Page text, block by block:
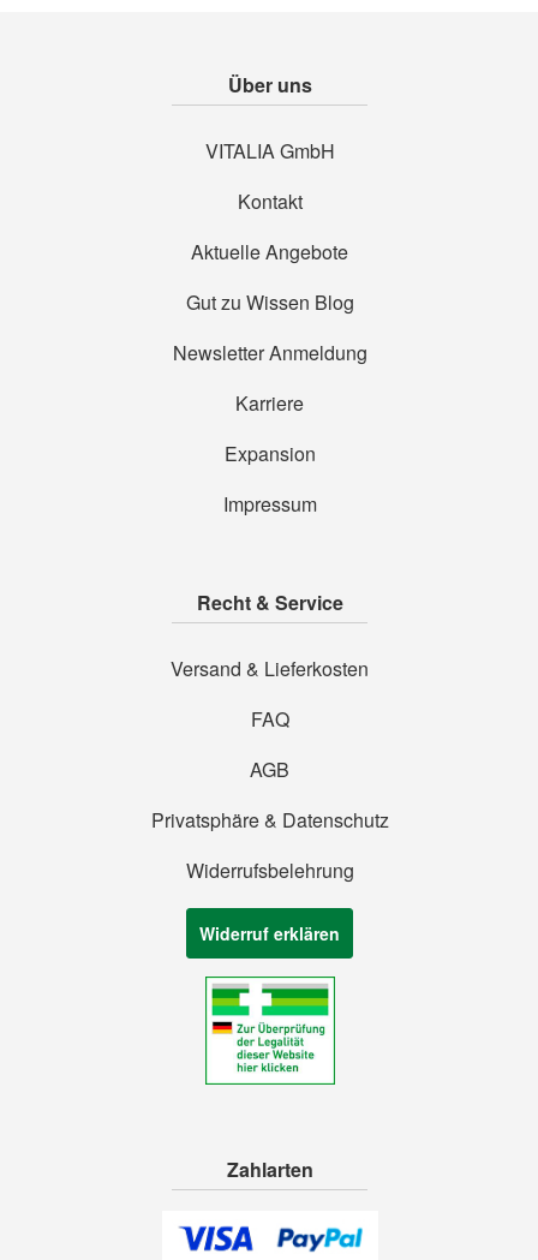
Über uns
VITALIA GmbH
Kontakt
Aktuelle Angebote
Gut zu Wissen Blog
Newsletter Anmeldung
Karriere
Expansion
Impressum
Recht & Service
Versand & Lieferkosten
FAQ
AGB
Privatsphäre & Datenschutz
Widerrufsbelehrung
Widerruf erklären
Zahlarten